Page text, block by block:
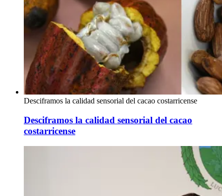
Desciframos la calidad sensorial del cacao costarricense
Desciframos la calidad sensorial del cacao
costarricense